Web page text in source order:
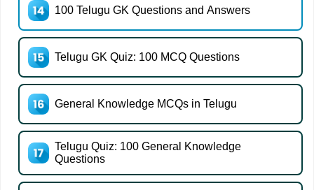
100 Telugu GK Questions and Answers
Telugu GK Quiz: 100 MCQ Questions
General Knowledge MCQs in Telugu
Telugu Quiz: 100 General Knowledge
Questions